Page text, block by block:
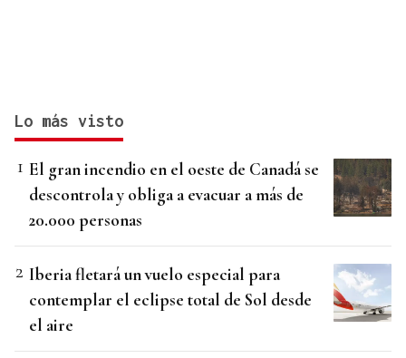
Lo más visto
El gran incendio en el oeste de Canadá se
descontrola y obliga a evacuar a más de
20.000 personas
Iberia fletará un vuelo especial para
contemplar el eclipse total de Sol desde
el aire